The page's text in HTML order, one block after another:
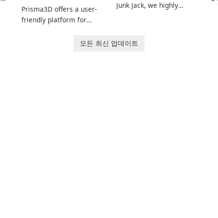
Prisma3D offers a user-
friendly platform for
bring their imagination
Junk Jack, we highly
game is where it all
모든 최신 업데이트